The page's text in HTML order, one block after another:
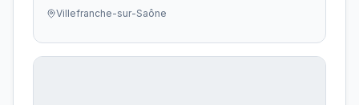
Villefranche-sur-Saône